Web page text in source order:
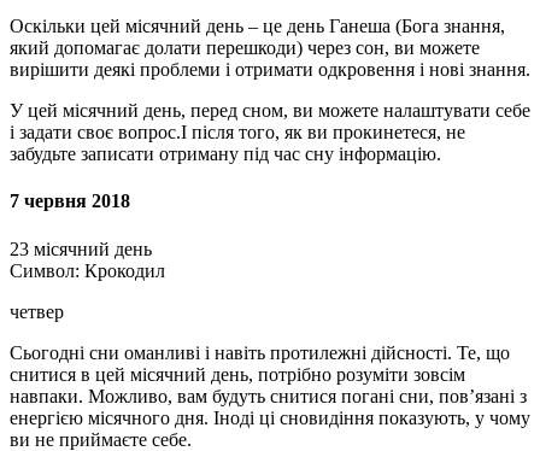
Оскільки цей місячний день – це день Ганеша (Бога знання,
який допомагає долати перешкоди) через сон, ви можете
вирішити деякі проблеми і отримати одкровення і нові знання.
У цей місячний день, перед сном, ви можете налаштувати себе
і задати своє вопрос.І після того, як ви прокинетеся, не
забудьте записати отриману під час сну інформацію.
7 червня 2018
23 місячний день
Символ: Крокодил
четвер
Сьогодні сни оманливі і навіть протилежні дійсності. Те, що
снитися в цей місячний день, потрібно розуміти зовсім
навпаки. Можливо, вам будуть снитися погані сни, пов’язані з
енергією місячного дня. Іноді ці сновидіння показують, у чому
ви не приймаєте себе.